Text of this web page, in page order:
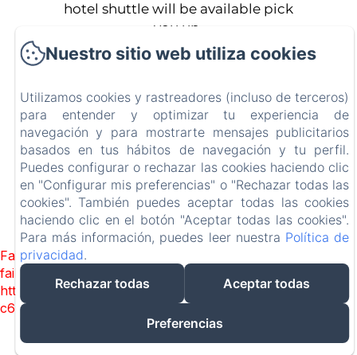
hotel shuttle will be available pick
you up.
Campanuca Cantabria
Inicio
Habitaciones
Contacto
EN FR
ES
Desarrollado con Amenitiz
Failed to load BookingEngine/index: Loading chunk 1322
failed. (missing:
https://d1cmur5l0xva3h.cloudfront.net/packs/1322-
c6e932f9d3d27b65-1bf7c4dc6a241241.js)
Nuestro sitio web utiliza cookies
Utilizamos cookies y rastreadores (incluso de terceros)
para entender y optimizar tu experiencia de
navegación y para mostrarte mensajes publicitarios
basados en tus hábitos de navegación y tu perfil.
Puedes configurar o rechazar las cookies haciendo clic
en "Configurar mis preferencias" o "Rechazar todas las
cookies". También puedes aceptar todas las cookies
haciendo clic en el botón "Aceptar todas las cookies".
Para más información, puedes leer nuestra Política de
privacidad.
Rechazar todas
Aceptar todas
Preferencias